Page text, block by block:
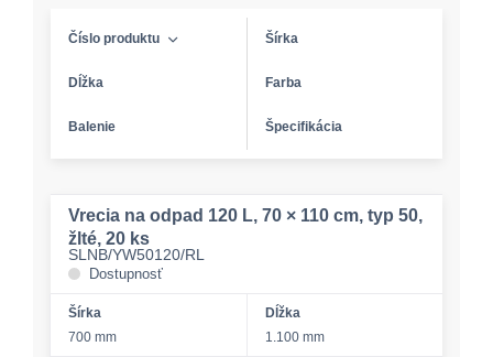
Číslo produktu Šírka
Dĺžka Farba
Balenie Špecifikácia
Vrecia na odpad 120 L, 70 × 110 cm, typ 50,
žlté, 20 ks
SLNB/YW50120/RL
Dostupnosť
Šírka
700 mm
Dĺžka
1.100 mm